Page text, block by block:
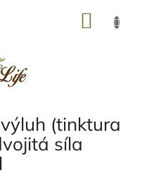
(tinktura
síla